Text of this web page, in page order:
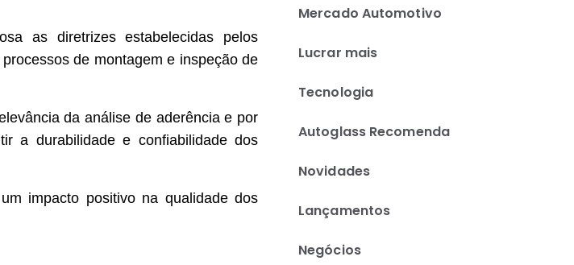
as diretrizes estabelecidas pelos
de montagem e inspeção de
da análise de aderência e por
a durabilidade e confiabilidade dos
impacto positivo na qualidade dos
Mercado Automotivo
Lucrar mais
Tecnologia
Autoglass Recomenda
Novidades
Lançamentos
Negócios